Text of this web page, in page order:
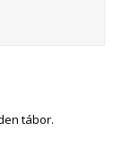
tábor.